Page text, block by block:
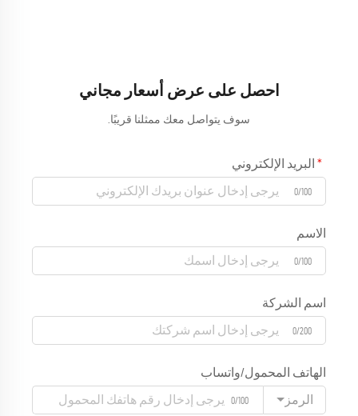
احصل على عرض أسعار مجاني
سوف يتواصل معك ممثلنا قريبًا.
البريد الإلكتروني
0/100
الاسم
0/100
اسم الشركة
0/200
الهاتف المحمول/واتساب
الرمز 0/100